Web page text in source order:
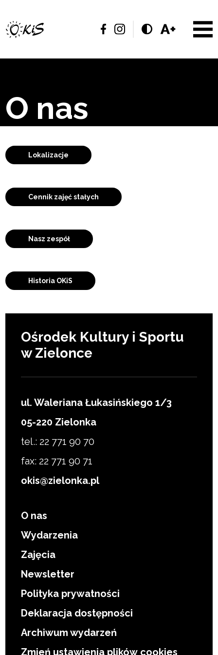
O nas
Lokalizacje
Cennik zajęć stałych
Nasz zespół
Historia OKiS
Ośrodek Kultury i Sportu
w Zielonce
ul. Waleriana Łukasińskiego 1/3
05-220 Zielonka
tel.: 22 771 90 70
fax: 22 771 90 71
okis@zielonka.pl
O nas
Wydarzenia
Zajęcia
Newsletter
Polityka prywatności
Deklaracja dostępności
Archiwum wydarzeń
Zmień ustawienia plików cookies